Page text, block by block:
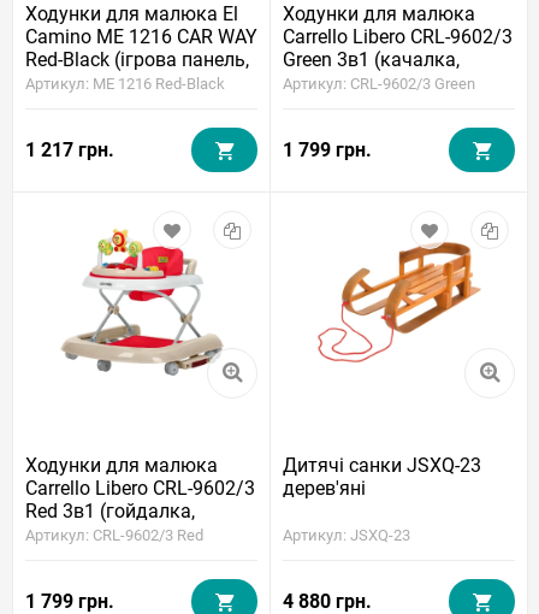
Ходунки для малюка El
Camino ME 1216 CAR WAY
Red-Black (ігрова панель,
музика, світло, стопори)
Артикул: ME 1216 Red-Black
1 217 грн.
Ходунки для малюка
Carrello Libero CRL-9602/3
Green 3в1 (качалка,
каталка, ігрова панель,
Артикул: CRL-9602/3 Green
1 799 грн.
Ходунки для малюка
Carrello Libero CRL-9602/3
Red 3в1 (гойдалка,
каталка, ігрова панель,
Артикул: CRL-9602/3 Red
1 799 грн.
Дитячі санки JSXQ-23
дерев'яні
Артикул: JSXQ-23
4 880 грн.